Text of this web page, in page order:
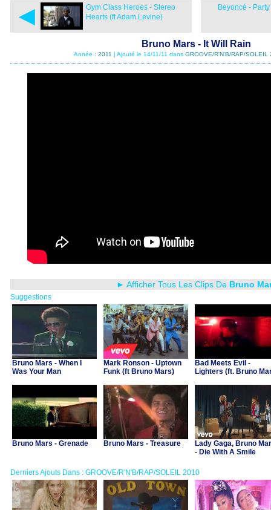
◄
Gym Class Heroes - Stereo
Hearts (ft Adam Levine)
Beyoncé -
Bruno Mars - It Will Rain
Année : 2011 | Ajouté le 14/11/11 dans GROOVE/R'N'B/RAP/SOLEIL
► Afficher Tous Les Clips De Bruno
Suggestions
Bruno Mars - When I
Was Your Man
Mark Ronson - Uptown
Funk (ft Bruno Mars)
Bad Meets Evil -
Lighters (ft. Bruno
Bruno Mars - Grenade Bruno Mars - Treasure
Lady Gaga, Bruno
- Die With A Smile
Derniers Ajouts Dans : GROOVE/R'N'B/RAP/SOLEIL 2010